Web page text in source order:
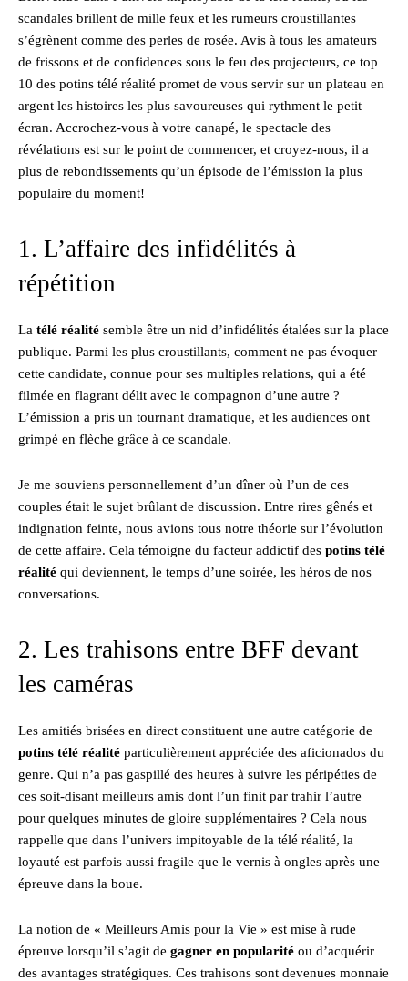
scandales brillent de mille feux et les rumeurs croustillantes
s’égrènent comme des perles de rosée. Avis à tous les amateurs
de frissons et de confidences sous le feu des projecteurs, ce top
10 des potins télé réalité promet de vous servir sur un plateau en
argent les histoires les plus savoureuses qui rythment le petit
écran. Accrochez-vous à votre canapé, le spectacle des
révélations est sur le point de commencer, et croyez-nous, il a
plus de rebondissements qu’un épisode de l’émission la plus
populaire du moment!
1. L’affaire des infidélités à
répétition
La télé réalité semble être un nid d’infidélités étalées sur la place
publique. Parmi les plus croustillants, comment ne pas évoquer
cette candidate, connue pour ses multiples relations, qui a été
filmée en flagrant délit avec le compagnon d’une autre ?
L’émission a pris un tournant dramatique, et les audiences ont
grimpé en flèche grâce à ce scandale.
Je me souviens personnellement d’un dîner où l’un de ces
couples était le sujet brûlant de discussion. Entre rires gênés et
indignation feinte, nous avions tous notre théorie sur l’évolution
de cette affaire. Cela témoigne du facteur addictif des potins télé
réalité qui deviennent, le temps d’une soirée, les héros de nos
conversations.
2. Les trahisons entre BFF devant
les caméras
Les amitiés brisées en direct constituent une autre catégorie de
potins télé réalité particulièrement appréciée des aficionados du
genre. Qui n’a pas gaspillé des heures à suivre les péripéties de
ces soit-disant meilleurs amis dont l’un finit par trahir l’autre
pour quelques minutes de gloire supplémentaires ? Cela nous
rappelle que dans l’univers impitoyable de la télé réalité, la
loyauté est parfois aussi fragile que le vernis à ongles après une
épreuve dans la boue.
La notion de « Meilleurs Amis pour la Vie » est mise à rude
épreuve lorsqu’il s’agit de gagner en popularité ou d’acquérir
des avantages stratégiques. Ces trahisons sont devenues monnaie